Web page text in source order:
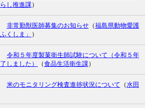
し推進課）
非常勤獣医師募集のお知らせ（福島県動物愛護
くしま」 ）
令和５年度製菓衛生師試験について（令和５年
しました）
（食品生活衛生課）
米のモニタリング検査進捗状況について （水田